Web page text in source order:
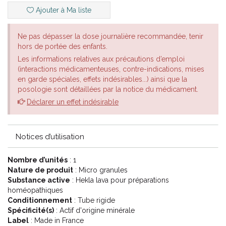
Ajouter à Ma liste
Ne pas dépasser la dose journalière recommandée, tenir
hors de portée des enfants.
Les informations relatives aux précautions d’emploi
(interactions médicamenteuses, contre-indications, mises
en garde spéciales, effets indésirables...) ainsi que la
posologie sont détaillées par la notice du médicament.
Déclarer un effet indésirable
Notices d’utilisation
Nombre d’unités : 1
Nature de produit : Micro granules
Substance active : Hekla lava pour préparations
homéopathiques
Conditionnement : Tube rigide
Spécificité(s) : Actif d'origine minérale
Label : Made in France